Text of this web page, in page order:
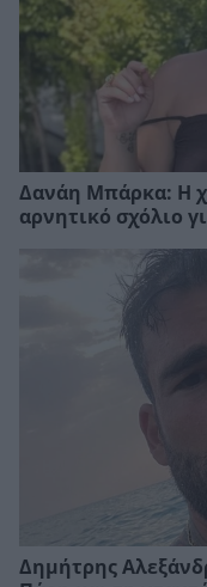
Δανάη Μπάρκα: Η
αρνητικό σχόλιο
Δημήτρης